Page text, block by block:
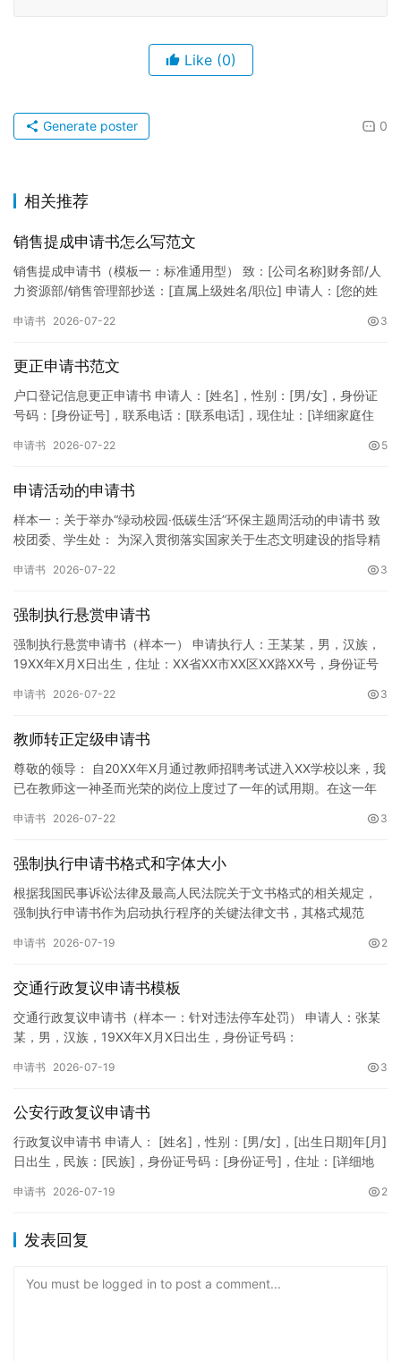
Like (0)
0
Generate poster
相关推荐
销售提成申请书怎么写范文
销售提成申请书（模板一：标准通用型） 致：[公司名称]财务部/人
力资源部/销售管理部抄送：[直属上级姓名/职位] 申请人：[您的姓
申请书 2026-07-22 3
更正申请书范文
户口登记信息更正申请书 申请人：[姓名]，性别：[男/女]，身份证
号码：[身份证号]，联系电话：[联系电话]，现住址：[详细家庭住
申请书 2026-07-22 5
申请活动的申请书
样本一：关于举办“绿动校园·低碳生活”环保主题周活动的申请书 致
校团委、学生处： 为深入贯彻落实国家关于生态文明建设的指导精
申请书 2026-07-22 3
强制执行悬赏申请书
强制执行悬赏申请书（样本一） 申请执行人：王某某，男，汉族，
19XX年X月X日出生，住址：XX省XX市XX区XX路XX号，身份证号
申请书 2026-07-22 3
教师转正定级申请书
尊敬的领导： 自20XX年X月通过教师招聘考试进入XX学校以来，我
已在教师这一神圣而光荣的岗位上度过了一年的试用期。在这一年
申请书 2026-07-22 3
强制执行申请书格式和字体大小
根据我国民事诉讼法律及最高人民法院关于文书格式的相关规定，
强制执行申请书作为启动执行程序的关键法律文书，其格式规范
纸张与…
申请书 2026-07-19 2
交通行政复议申请书模板
交通行政复议申请书（样本一：针对违法停车处罚） 申请人：张某
某，男，汉族，19XX年X月X日出生，身份证号码：
申请书 2026-07-19 3
公安行政复议申请书
行政复议申请书 申请人： [姓名]，性别：[男/女]，[出生日期]年[月]
日出生，民族：[民族]，身份证号码：[身份证号]，住址：[详细地
申请书 2026-07-19 2
发表回复
You must be logged in to post a comment...